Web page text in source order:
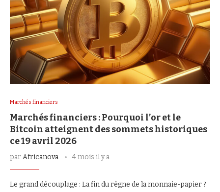
Marchés financiers
Marchés financiers : Pourquoi l’or et le
Bitcoin atteignent des sommets historiques
ce 19 avril 2026
parAfricanova 4 mois il y a
Le grand découplage : La fin du règne de la monnaie-papier ?